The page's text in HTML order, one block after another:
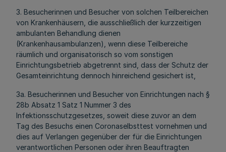
3. Besucherinnen und Besucher von solchen Teilbereichen
von Krankenhäusern, die ausschließlich der kurzzeitigen
ambulanten Behandlung dienen
(Krankenhausambulanzen), wenn diese Teilbereiche
räumlich und organisatorisch so vom sonstigen
Einrichtungsbetrieb abgetrennt sind, dass der Schutz der
Gesamteinrichtung dennoch hinreichend gesichert ist,
3a. Besucherinnen und Besucher von Einrichtungen nach §
28b Absatz 1 Satz 1 Nummer 3 des
Infektionsschutzgesetzes, soweit diese zuvor an dem
Tag des Besuchs einen Coronaselbsttest vornehmen und
dies auf Verlangen gegenüber der für die Einrichtungen
verantwortlichen Personen oder ihren Beauftragten